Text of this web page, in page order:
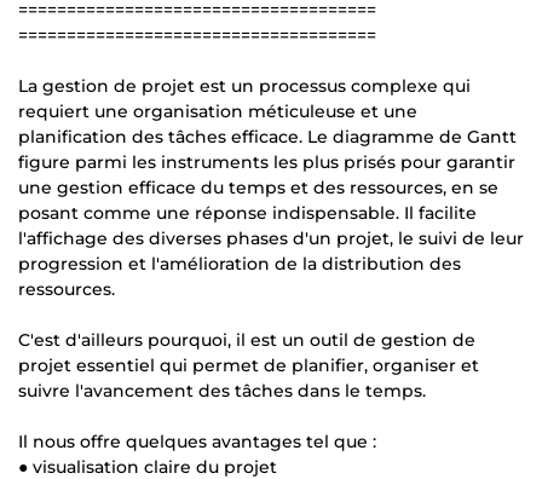
=====================================
=====================================
La gestion de projet est un processus complexe qui
requiert une organisation méticuleuse et une
planification des tâches efficace. Le diagramme de Gantt
figure parmi les instruments les plus prisés pour garantir
une gestion efficace du temps et des ressources, en se
posant comme une réponse indispensable. Il facilite
l'affichage des diverses phases d'un projet, le suivi de leur
progression et l'amélioration de la distribution des
ressources.
C'est d'ailleurs pourquoi, il est un outil de gestion de
projet essentiel qui permet de planifier, organiser et
suivre l'avancement des tâches dans le temps.
Il nous offre quelques avantages tel que :
● visualisation claire du projet